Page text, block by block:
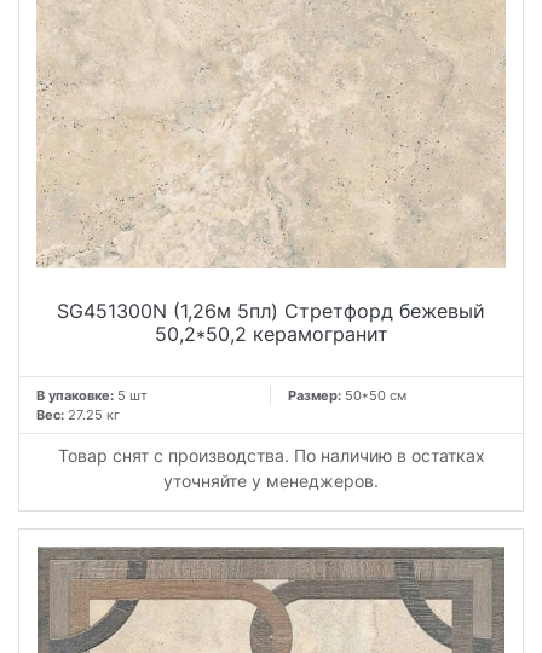
SG451300N (1,26м 5пл) Стретфорд бежевый
50,2*50,2 керамогранит
В упаковке: 5 шт Размер: 50*50 см
Вес: 27.25 кг
Товар снят с производства. По наличию в остатках
уточняйте у менеджеров.